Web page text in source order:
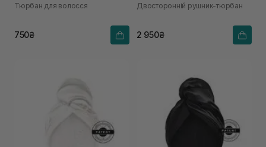
Тюрбан для волосся
750₴
Двосторонній рушник-тюрбан
2 950₴